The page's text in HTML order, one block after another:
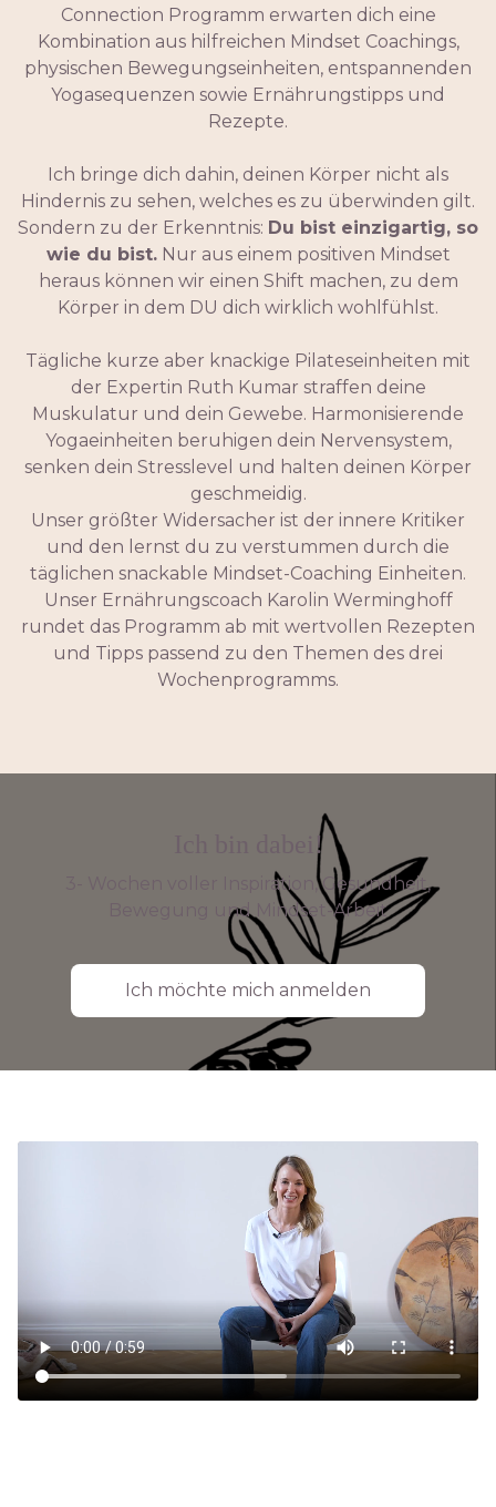
Connection Programm erwarten dich eine
Kombination aus hilfreichen Mindset Coachings,
physischen Bewegungseinheiten, entspannenden
Yogasequenzen sowie Ernährungstipps und
Rezepte.
Ich bringe dich dahin, deinen Körper nicht als
Hindernis zu sehen, welches es zu überwinden gilt.
Sondern zu der Erkenntnis: Du bist einzigartig, so
wie du bist.Nur aus einem positiven Mindset
heraus können wir einen Shift machen, zu dem
Körper in dem DU dich wirklich wohlfühlst.
Tägliche kurze aber knackige Pilateseinheiten mit
der Expertin Ruth Kumar straffen deine
Muskulatur und dein Gewebe. Harmonisierende
Yogaeinheiten beruhigen dein Nervensystem,
senken dein Stresslevel und halten deinen Körper
geschmeidig.
Unser größter Widersacher ist der innere Kritiker
und den lernst du zu verstummen durch die
täglichen snackable Mindset-Coaching Einheiten.
Unser Ernährungscoach Karolin Werminghoff
rundet das Programm ab mit wertvollen Rezepten
und Tipps passend zu den Themen des drei
Wochenprogramms.
Ich bin dabei!
3- Wochen voller Inspiration, Gesundheit,
Bewegung und Mindset-Arbeit
Ich möchte mich anmelden